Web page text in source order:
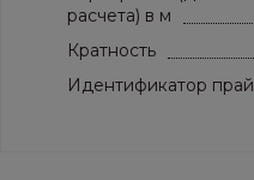
расчета) в м
Кратность
Идентификатор